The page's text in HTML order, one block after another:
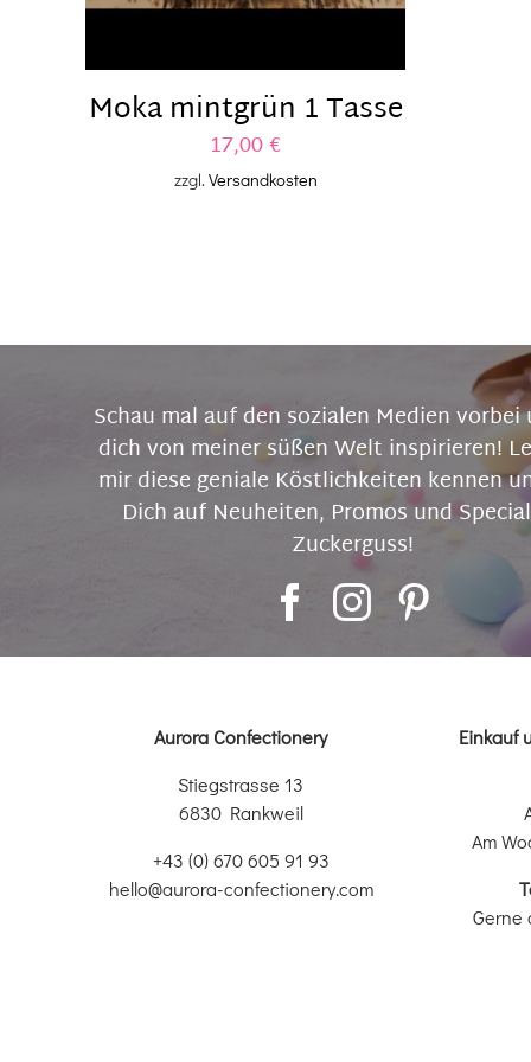
Moka mintgrün 1 Tasse
17,00€
zzgl. Versandkosten
Schau mal auf den sozialen Medien vorbei
dich von meiner süßen Welt inspirieren!
mir diese geniale Köstlichkeiten kennen
Dich auf Neuheiten, Promos und
Zuckerguss!
Aurora Confectionery
Stiegstrasse 13
6830 Rankweil
+43 (0) 670 605 91 93
hello@aurora-confectionery.com
Einkauf
Am
Gerne